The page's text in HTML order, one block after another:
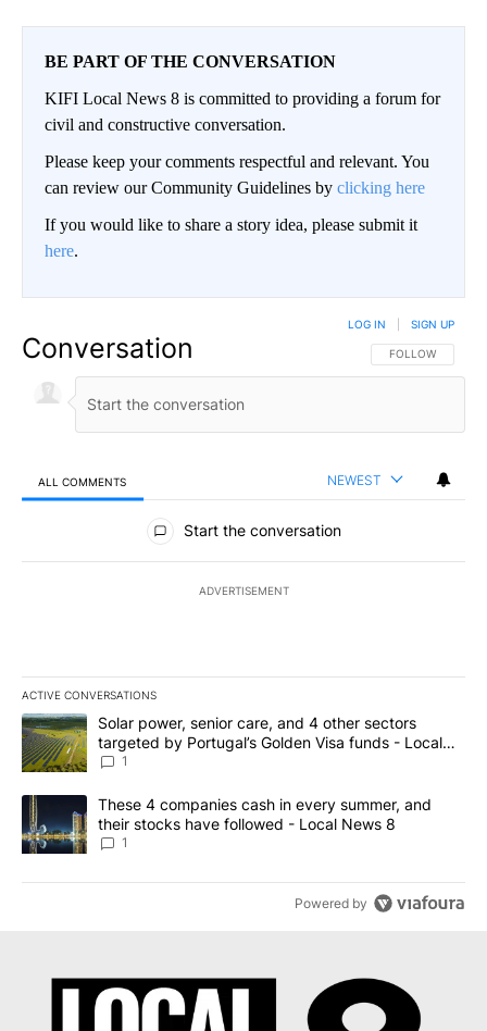
BE PART OF THE CONVERSATION
KIFI Local News 8 is committed to providing a forum for
civil and constructive conversation.
Please keep your comments respectful and relevant. You
can review our Community Guidelines by clicking here
If you would like to share a story idea, please submit it
here.
Conversation FOLLOW THIS
FOLLOW
LOG IN SIGN UP
ALL COMMENTS NEWEST
All Comments
Start the conversation
ADVERTISEMENT
ACTIVE CONVERSATIONS
The following is a list of the most commented articles in the last
A trending article titled "Solar power, senior care, and 4 other
Solar power, senior care, and 4 other sectors
targeted by Portugal’s Golden Visa funds - Local
News 8
1
A trending article titled "These 4 companies cash in every
These 4 companies cash in every summer, and
their stocks have followed - Local News 8
1
Powered by